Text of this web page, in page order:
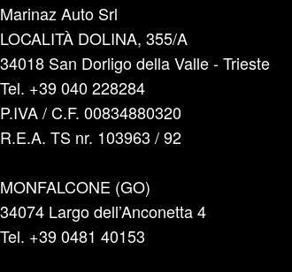
Marinaz Auto Srl
LOCALITÀ DOLINA, 355/A
34018 San Dorligo della Valle - Trieste
Tel. +39 040 228284
P.IVA / C.F. 00834880320
R.E.A. TS nr. 103963 / 92
MONFALCONE (GO)
34074 Largo dell’Anconetta 4
Tel. +39 0481 40153